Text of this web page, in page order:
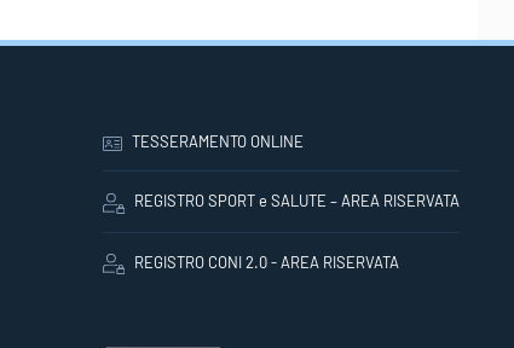
TESSERAMENTO ONLINE
REGISTRO SPORT e SALUTE – AREA RISERVATA
REGISTRO CONI 2.0 - AREA RISERVATA